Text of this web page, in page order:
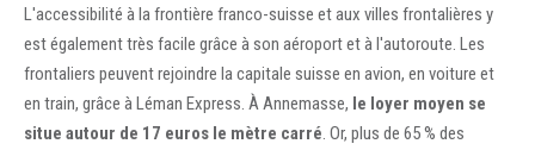
L'accessibilité à la frontière franco-suisse et aux villes frontalières y
est également très facile grâce à son aéroport et à l'autoroute. Les
frontaliers peuvent rejoindre la capitale suisse en avion, en voiture et
en train, grâce à Léman Express. À Annemasse, le loyer moyen se
situe autour de 17 euros le mètre carré. Or, plus de 65 % des